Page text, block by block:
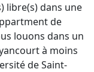
libre(s) dans une
de
louons dans un
à moins
de Saint-